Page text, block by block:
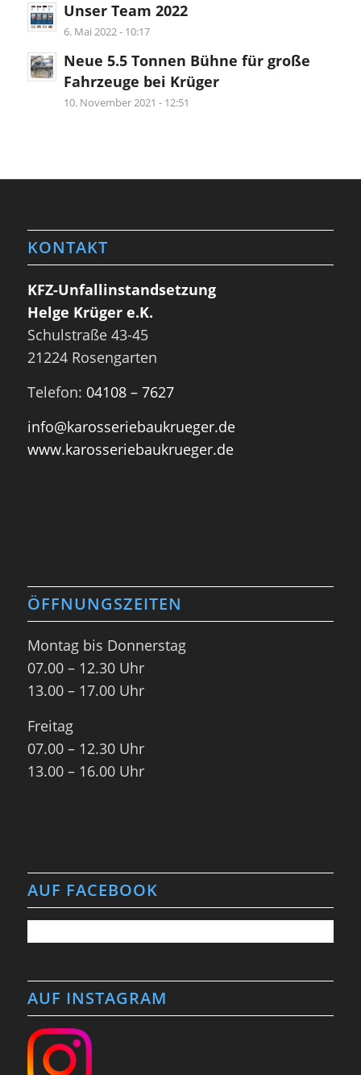
Unser Team 2022
6. Mai 2022 - 10:17
Neue 5.5 Tonnen Bühne für große
Fahrzeuge bei Krüger
10. November 2021 - 12:51
KONTAKT
KFZ-Unfallinstandsetzung
Helge Krüger e.K.
Schulstraße 43-45
21224 Rosengarten
Telefon: 04108 – 7627
info@karosseriebaukrueger.de
www.karosseriebaukrueger.de
ÖFFNUNGSZEITEN
Montag bis Donnerstag
07.00 – 12.30 Uhr
13.00 – 17.00 Uhr
Freitag
07.00 – 12.30 Uhr
13.00 – 16.00 Uhr
AUF FACEBOOK
AUF INSTAGRAM